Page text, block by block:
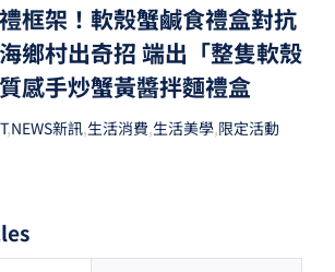
框架！軟殼蟹鹹食禮盒對抗
鄉村出奇招 端出「整隻軟殼
感手炒蟹黃醬拌麵禮盒
,NEWS新訊,生活消費,生活美學,限定活動